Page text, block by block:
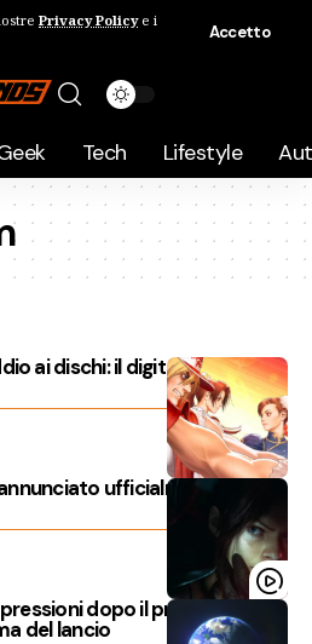
Privacy Policye i
Accetto
Tech Lifestyle
ai dischi: il digitale vale già il
ufficialmente: il
dopo il provato
del lancio